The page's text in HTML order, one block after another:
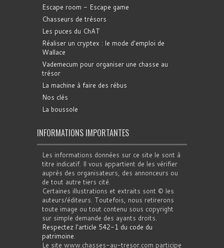
Escape room - Escape game
Chasseurs de trésors
Les puces du ChAT
Réaliser un cryptex : le mode d'emploi de
Wallace
Vademecum pour organiser une chasse au
trésor
La machine à faire des rébus
Nos clés
La boussole
INFORMATIONS IMPORTANTES
Les informations données sur ce site le sont à
titre indicatif. Il vous appartient de les vérifier
auprès des organisateurs, des annonceurs ou
de tout autre tiers cité.
Certaines illustrations et extraits sont © les
auteurs/éditeurs. Toutefois, nous retirerons
toute image ou tout contenu sous copyright
sur simple demande des ayants droits.
Respectez l'article 542-1 du code du
patrimoine.
Le site www.chasses-au-tresor.com participe